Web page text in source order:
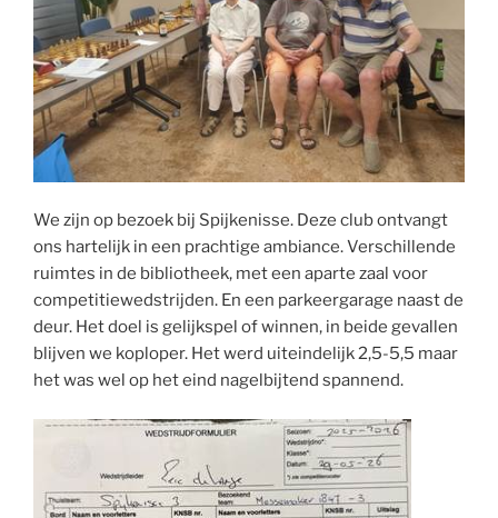
We zijn op bezoek bij Spijkenisse. Deze club ontvangt
ons hartelijk in een prachtige ambiance. Verschillende
ruimtes in de bibliotheek, met een aparte zaal voor
competitiewedstrijden. En een parkeergarage naast de
deur. Het doel is gelijkspel of winnen, in beide gevallen
blijven we koploper. Het werd uiteindelijk 2,5-5,5 maar
het was wel op het eind nagelbijtend spannend.